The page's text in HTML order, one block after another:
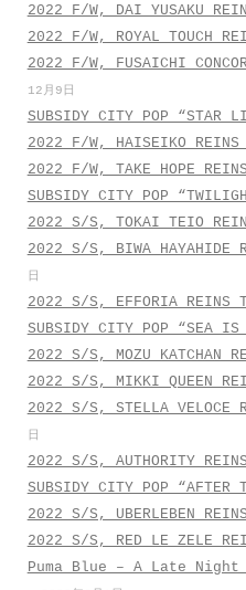
2022 F/W, DAI YUSAKU
2022 F/W, ROYAL TOUCH
2022 F/W, FUSAICHI
12月9日
SUBSIDY CITY POP “STAR
2022 F/W, HAISEIKO REINS
2022 F/W, TAKE HOPE
SUBSIDY CITY POP
2022 S/S, TOKAI TEIO
2022 S/S, BIWA HAYAHIDE
日
2022 S/S, EFFORIA REINS
SUBSIDY CITY POP “SEA IS
2022 S/S, MOZU KATCHAN
2022 S/S, MIKKI QUEEN
2022 S/S, STELLA VELOCE
日
2022 S/S, AUTHORITY
SUBSIDY CITY POP “AFTER
2022 S/S, UBERLEBEN
2022 S/S, RED LE ZELE
Puma Blue – A Late